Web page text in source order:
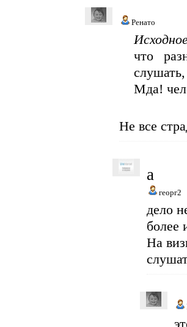
Ренато
что
Мда!
Не все
а
георг2
дело
более
На